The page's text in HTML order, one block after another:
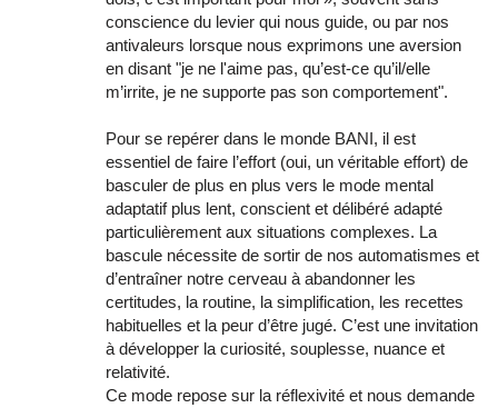
conscience du levier qui nous guide, ou par nos
antivaleurs lorsque nous exprimons une aversion
en disant "je ne l'aime pas, qu’est-ce qu’il/elle
m’irrite, je ne supporte pas son comportement".
Pour se repérer dans le monde BANI, il est
essentiel de faire l’effort (oui, un véritable effort) de
basculer de plus en plus vers le mode mental
adaptatif plus lent, conscient et délibéré adapté
particulièrement aux situations complexes. La
bascule nécessite de sortir de nos automatismes et
d’entraîner notre cerveau à abandonner les
certitudes, la routine, la simplification, les recettes
habituelles et la peur d’être jugé. C’est une invitation
à développer la curiosité, souplesse, nuance et
relativité.
Ce mode repose sur la réflexivité et nous demande